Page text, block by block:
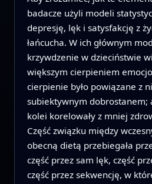
badacze użyli modeli
depresję, lęk i satysfakcję z
łańcucha. W ich głównym
krzywdzenie w dzieciństwie
większym cierpieniem
cierpienie było powiązane z
subiektywnym dobrostanem;
kolei korelowały z mniej
Część związku między
obecną dietą przebiegała
część przez sam lęk, część
część przez sekwencję, w